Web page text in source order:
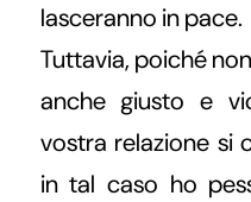
lasceranno in pace.
Tuttavia, poiché
anche giusto e
vostra relazione si
in tal caso ho